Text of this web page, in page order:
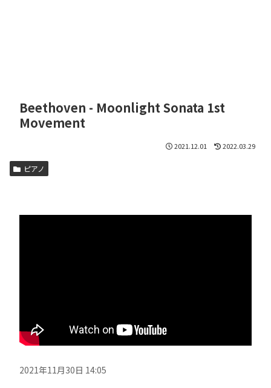
Beethoven - Moonlight Sonata 1st
Movement
2021.12.01 2022.03.29
ピアノ
2021年11月30日 14:05